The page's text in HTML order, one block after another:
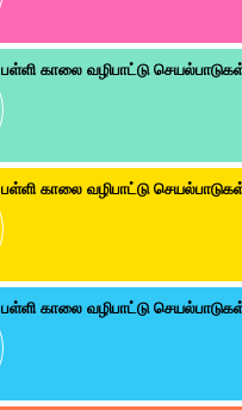
பள்ளி காலை வழிபாட்டு
பள்ளி காலை வழிபாட்டு
பள்ளி காலை வழிபாட்டு